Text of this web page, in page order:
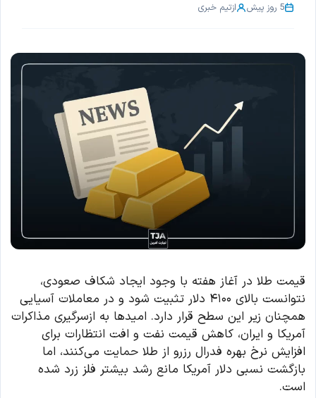
5 روز پیش ازتیم خبری
قیمت طلا در آغاز هفته با وجود ایجاد شکاف صعودی،
نتوانست بالای ۴۱۰۰ دلار تثبیت شود و در معاملات آسیایی
همچنان زیر این سطح قرار دارد. امیدها به ازسرگیری مذاکرات
آمریکا و ایران، کاهش قیمت نفت و افت انتظارات برای
افزایش نرخ بهره فدرال رزرو از طلا حمایت می‌کنند، اما
بازگشت نسبی دلار آمریکا مانع رشد بیشتر فلز زرد شده
است.